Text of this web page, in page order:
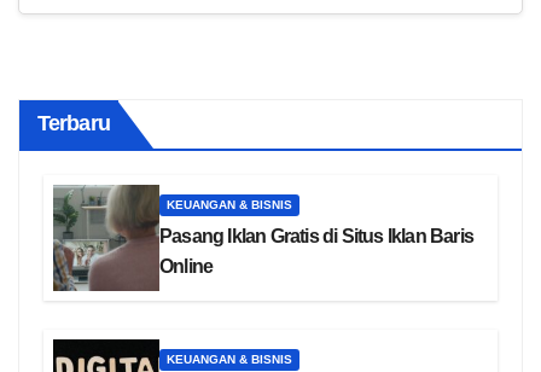
Terbaru
KEUANGAN & BISNIS
Pasang Iklan Gratis di Situs Iklan Baris
Online
KEUANGAN & BISNIS